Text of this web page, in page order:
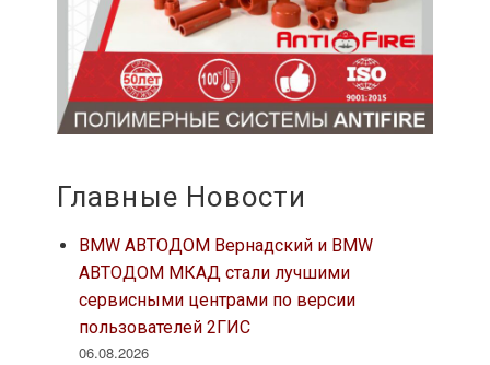
Главные Новости
BMW АВТОДОМ Вернадский и BMW
АВТОДОМ МКАД стали лучшими
сервисными центрами по версии
пользователей 2ГИС
06.08.2026